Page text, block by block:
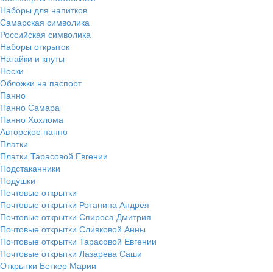
Наборы для напитков
Самарская символика
Российская символика
Наборы открыток
Нагайки и кнуты
Носки
Обложки на паспорт
Панно
Панно Самара
Панно Хохлома
Авторское панно
Платки
Платки Тарасовой Евгении
Подстаканники
Подушки
Почтовые открытки
Почтовые открытки Ротанина Андрея
Почтовые открытки Спироса Дмитрия
Почтовые открытки Сливковой Анны
Почтовые открытки Тарасовой Евгении
Почтовые открытки Лазарева Саши
Открытки Беткер Марии